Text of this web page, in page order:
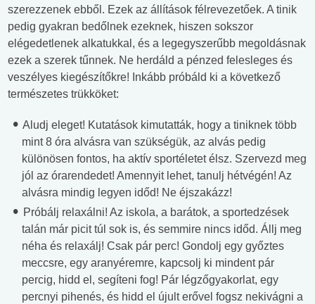
szerezzenek ebből. Ezek az állítások félrevezetőek. A tinik
pedig gyakran bedőlnek ezeknek, hiszen sokszor
elégedetlenek alkatukkal, és a legegyszerűbb megoldásnak
ezek a szerek tűnnek. Ne herdáld a pénzed felesleges és
veszélyes kiegészítőkre! Inkább próbáld ki a következő
természetes trükköket:
Aludj eleget! Kutatások kimutatták, hogy a tiniknek több
mint 8 óra alvásra van szükségük, az alvás pedig
különösen fontos, ha aktív sportéletet élsz. Szervezd meg
jól az órarendedet! Amennyit lehet, tanulj hétvégén! Az
alvásra mindig legyen időd! Ne éjszakázz!
Próbálj relaxálni! Az iskola, a barátok, a sportedzések
talán már picit túl sok is, és semmire nincs időd. Állj meg
néha és relaxálj! Csak pár perc! Gondolj egy győztes
meccsre, egy aranyéremre, kapcsolj ki mindent pár
percig, hidd el, segíteni fog! Pár légzőgyakorlat, egy
percnyi pihenés, és hidd el újult erővel fogsz nekivágni a